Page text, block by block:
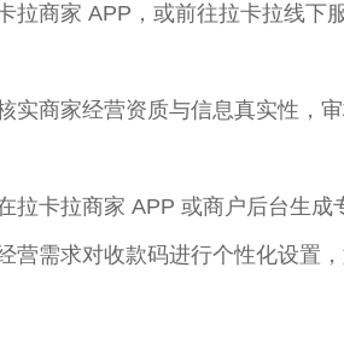
拉商家 APP，或前往拉卡拉线
实商家经营资质与信息真实性，
拉卡拉商家 APP 或商户后台生
营需求对收款码进行个性化设置